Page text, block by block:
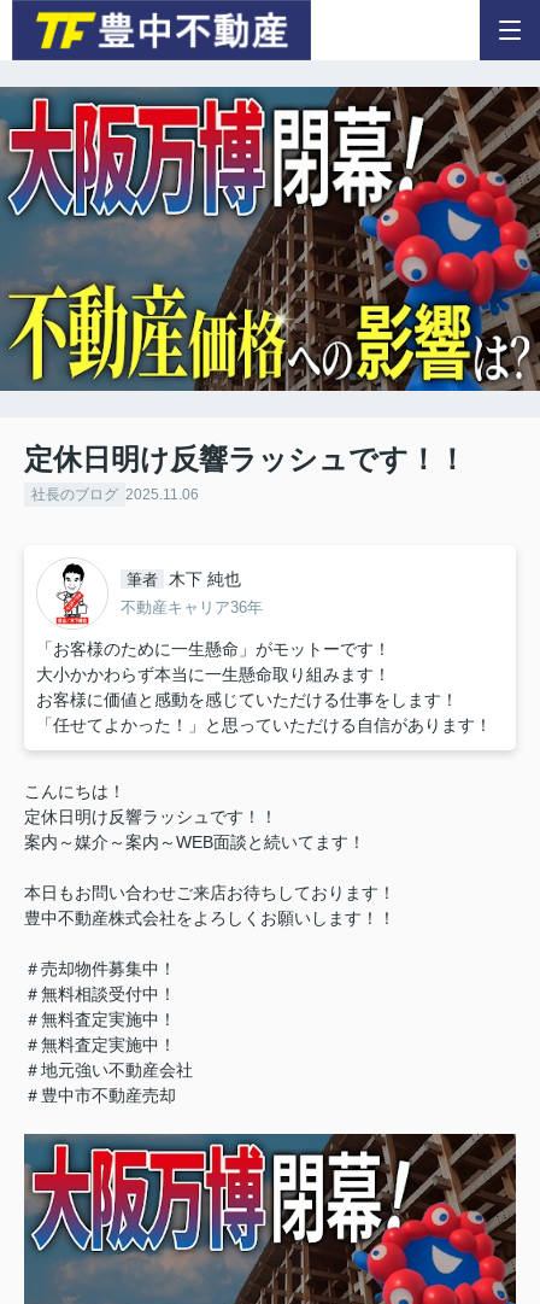
定休日明け反響ラッシュです！！
社長のブログ 2025.11.06
筆者 木下 純也
不動産キャリア36年
「お客様のために一生懸命」がモットーです！
大小かかわらず本当に一生懸命取り組みます！
お客様に価値と感動を感じていただける仕事をします！
「任せてよかった！」と思っていただける自信があります！
こんにちは！
定休日明け反響ラッシュです！！
案内～媒介～案内～WEB面談と続いてます！
本日もお問い合わせご来店お待ちしております！
豊中不動産株式会社をよろしくお願いします！！
＃売却物件募集中！
＃無料相談受付中！
＃無料査定実施中！
＃無料査定実施中！
＃地元強い不動産会社
＃豊中市不動産売却